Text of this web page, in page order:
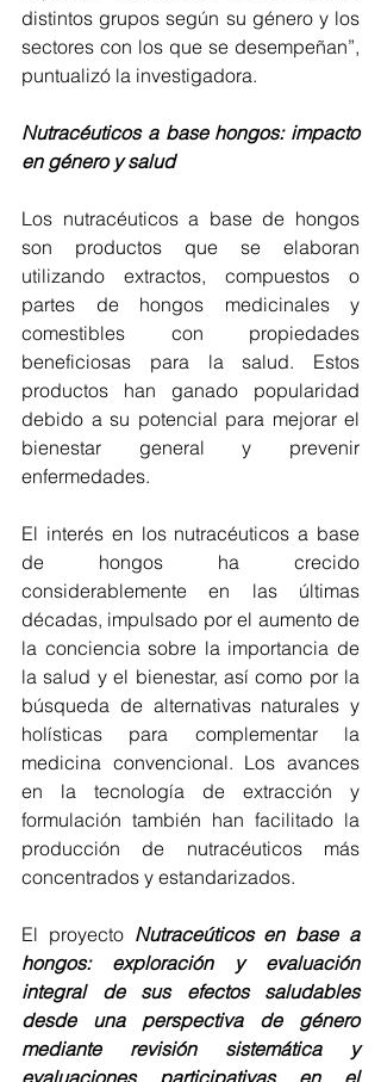
distintos grupos según su género y los
sectores con los que se desempeñan”,
puntualizó la investigadora.
Nutracéuticos a base hongos: impacto
en género y salud
Los nutracéuticos a base de hongos
son productos que se elaboran
utilizando extractos, compuestos o
partes de hongos medicinales y
comestibles con propiedades
beneficiosas para la salud. Estos
productos han ganado popularidad
debido a su potencial para mejorar el
bienestar general y prevenir
enfermedades.
El interés en los nutracéuticos a base
de hongos ha crecido
considerablemente en las últimas
décadas, impulsado por el aumento de
la conciencia sobre la importancia de
la salud y el bienestar, así como por la
búsqueda de alternativas naturales y
holísticas para complementar la
medicina convencional. Los avances
en la tecnología de extracción y
formulación también han facilitado la
producción de nutracéuticos más
concentrados y estandarizados.
El proyecto Nutraceúticos en base a
hongos: exploración y evaluación
integral de sus efectos saludables
desde una perspectiva de género
mediante revisión sistemática y